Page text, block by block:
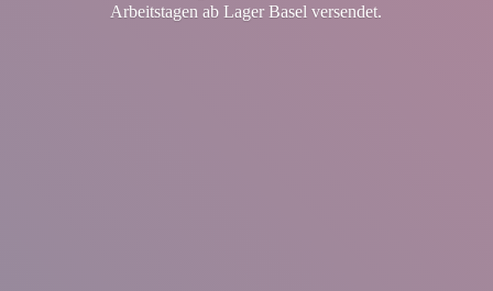
Arbeitstagen ab LagerBasel versendet.